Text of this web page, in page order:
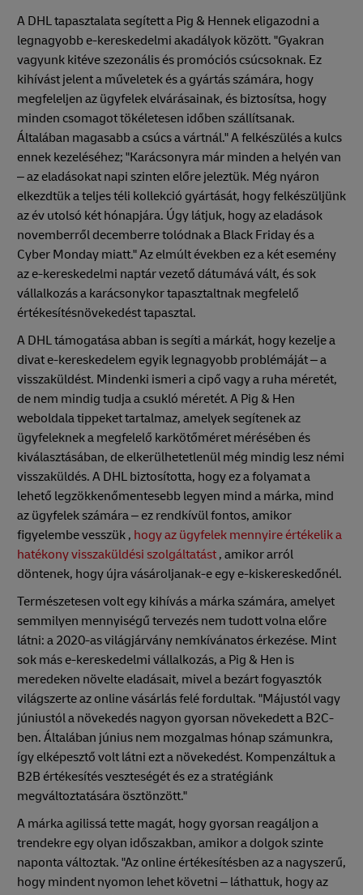
A DHL tapasztalata segített a Pig & Hennek eligazodni a
legnagyobb e-kereskedelmi akadályok között. "Gyakran
vagyunk kitéve szezonális és promóciós csúcsoknak. Ez
kihívást jelent a műveletek és a gyártás számára, hogy
megfeleljen az ügyfelek elvárásainak, és biztosítsa, hogy
minden csomagot tökéletesen időben szállítsanak.
Általában magasabb a csúcs a vártnál." A felkészülés a kulcs
ennek kezeléséhez; "Karácsonyra már minden a helyén van
– az eladásokat napi szinten előre jeleztük. Még nyáron
elkezdtük a teljes téli kollekció gyártását, hogy felkészüljünk
az év utolsó két hónapjára. Úgy látjuk, hogy az eladások
novemberről decemberre tolódnak a Black Friday és a
Cyber Monday miatt." Az elmúlt években ez a két esemény
az e-kereskedelmi naptár vezető dátumává vált, és sok
vállalkozás a karácsonykor tapasztaltnak megfelelő
értékesítésnövekedést tapasztal.
A DHL támogatása abban is segíti a márkát, hogy kezelje a
divat e-kereskedelem egyik legnagyobb problémáját – a
visszaküldést. Mindenki ismeri a cipő vagy a ruha méretét,
de nem mindig tudja a csukló méretét. A Pig & Hen
weboldala tippeket tartalmaz, amelyek segítenek az
ügyfeleknek a megfelelő karkötőméret mérésében és
kiválasztásában, de elkerülhetetlenül még mindig lesz némi
visszaküldés. A DHL biztosította, hogy ez a folyamat a
lehető legzökkenőmentesebb legyen mind a márka, mind
az ügyfelek számára – ez rendkívül fontos, amikor
figyelembe vesszük , hogy az ügyfelek mennyire értékelik a
hatékony visszaküldési szolgáltatást , amikor arról
döntenek, hogy újra vásároljanak-e egy e-kiskereskedőnél.
Természetesen volt egy kihívás a márka számára, amelyet
semmilyen mennyiségű tervezés nem tudott volna előre
látni: a 2020-as világjárvány nemkívánatos érkezése. Mint
sok más e-kereskedelmi vállalkozás, a Pig & Hen is
meredeken növelte eladásait, mivel a bezárt fogyasztók
világszerte az online vásárlás felé fordultak. "Májustól vagy
júniustól a növekedés nagyon gyorsan növekedett a B2C-
ben. Általában június nem mozgalmas hónap számunkra,
így elképesztő volt látni ezt a növekedést. Kompenzáltuk a
B2B értékesítés veszteségét és ez a stratégiánk
megváltoztatására ösztönzött."
A márka agilissá tette magát, hogy gyorsan reagáljon a
trendekre egy olyan időszakban, amikor a dolgok szinte
naponta változtak. "Az online értékesítésben az a nagyszerű,
hogy mindent nyomon lehet követni – láthattuk, hogy az